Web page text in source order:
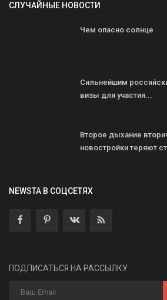
СЛУЧАЙНЫЕ НОВОСТИ
Чем опасно солнце
Сильнейшим
визы для участия...
Второе дыхание
новостройки теряют
NEWSTA В СОЦСЕТЯХ
ПОДПИСАТЬСЯ НА РАССЫЛКУ